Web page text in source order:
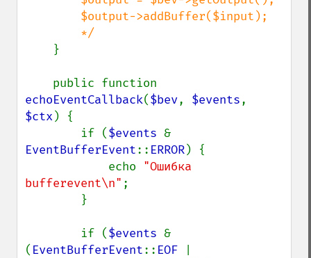
}
echoEventCallback($bev, $events
$ctx ) {
        if (
$events
EventBufferEvent:: ERROR) {
            echo
"Ошибка
bufferevent\n" ;
        if (
$events &
( EventBufferEvent:: EOF